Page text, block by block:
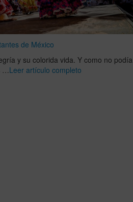
de México
y su colorida vida. Y como no podía
…Leer artículo completo